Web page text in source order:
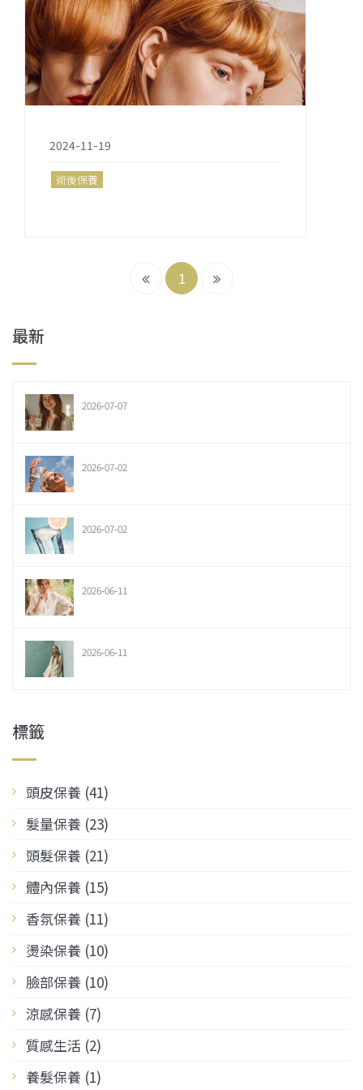
2024-11-19
術後保養
1
最新
2026-07-07
2026-07-02
2026-07-02
2026-06-11
2026-06-11
標籤
頭皮保養 (41)
髮量保養 (23)
頭髮保養 (21)
體內保養 (15)
香氛保養 (11)
燙染保養 (10)
臉部保養 (10)
涼感保養 (7)
質感生活 (2)
養髮保養 (1)